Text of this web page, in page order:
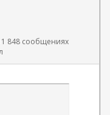
1 848 сообщениях